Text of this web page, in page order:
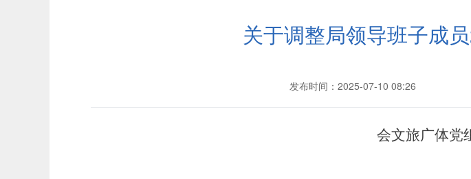
关于调整局领导班子成
发布时间：2025-07-10 08:26
会文旅广体党